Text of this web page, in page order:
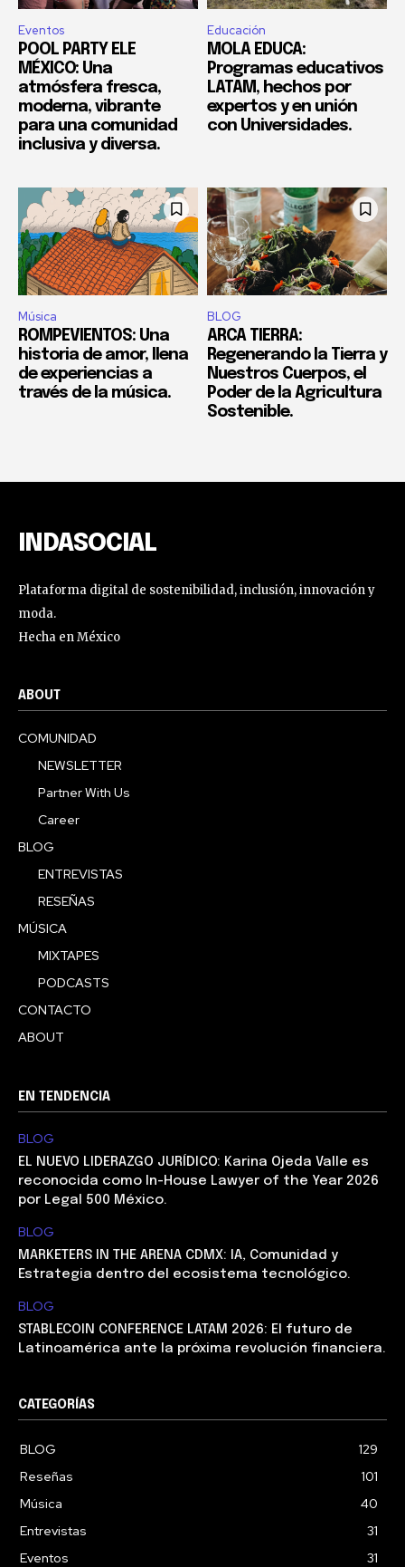
Eventos
POOL PARTY ELE
MÉXICO: Una
atmósfera fresca,
moderna, vibrante
para una comunidad
inclusiva y diversa.
Educación
MOLA EDUCA:
Programas educativos
LATAM, hechos por
expertos y en unión
con Universidades.
Música
ROMPEVIENTOS: Una
historia de amor, llena
de experiencias a
través de la música.
BLOG
ARCA TIERRA:
Regenerando la Tierra y
Nuestros Cuerpos, el
Poder de la Agricultura
Sostenible.
INDASOCIAL
Plataforma digital de sostenibilidad, inclusión, innovación y
moda.
Hecha en México
ABOUT
COMUNIDAD
NEWSLETTER
Partner With Us
Career
BLOG
ENTREVISTAS
RESEÑAS
MÚSICA
MIXTAPES
PODCASTS
CONTACTO
ABOUT
EN TENDENCIA
BLOG
EL NUEVO LIDERAZGO JURÍDICO: Karina Ojeda Valle es
reconocida como In-House Lawyer of the Year 2026
por Legal 500 México.
BLOG
MARKETERS IN THE ARENA CDMX: IA, Comunidad y
Estrategia dentro del ecosistema tecnológico.
BLOG
STABLECOIN CONFERENCE LATAM 2026: El futuro de
Latinoamérica ante la próxima revolución financiera.
CATEGORÍAS
BLOG
129
Reseñas
101
Música
40
Entrevistas
31
Eventos
31